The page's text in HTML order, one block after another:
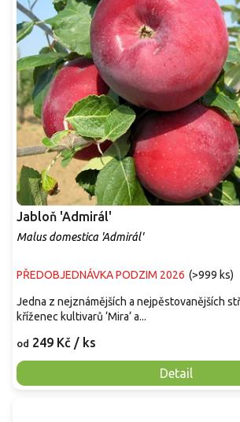
Jabloň 'Admirál'
Malus domestica 'Admirál'
PŘEDOBJEDNÁVKA PODZIM 2026 (>999 ks)
od 249 Kč / ks
Detail
Jedna z nejznámějších a nejpěstovanějších
kříženec kultivarů ‘Mira‘ a...